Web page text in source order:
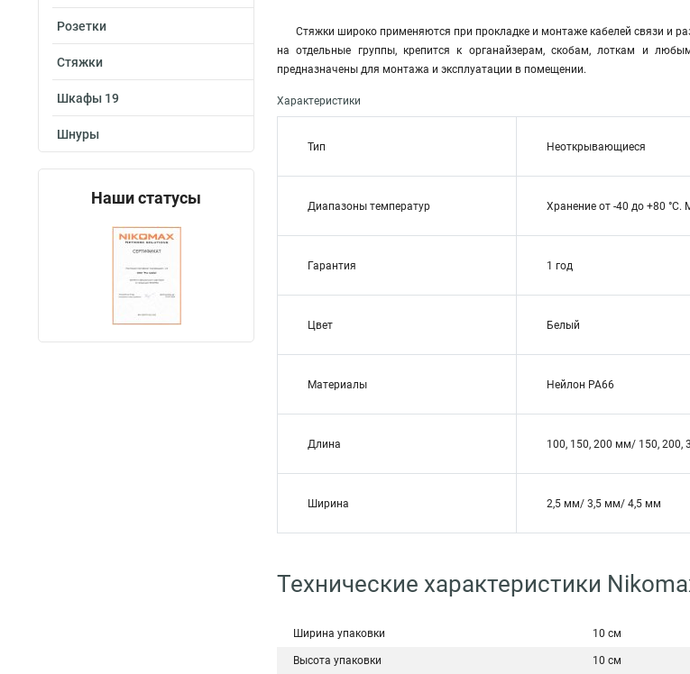
Розетки
Стяжки
Шкафы 19
Шнуры
Наши статусы
Стяжки широко применяются при прокладке и монтаже кабелей связи и
на отдельные группы, крепится к органайзерам, скобам, лоткам и
предназначены для монтажа и эксплуатации в помещении.
Характеристики
Тип Неоткрывающиеся
Диапазоны температур Хранение от -40 до +80 °С.
Гарантия 1 год
Цвет Белый
Материалы Нейлон РА66
Длина 100, 150, 200 мм/ 150, 200,
Ширина 2,5 мм/ 3,5 мм/ 4,5 мм
Технические характеристики
Ширина упаковки 10 см
Высота упаковки 10 см